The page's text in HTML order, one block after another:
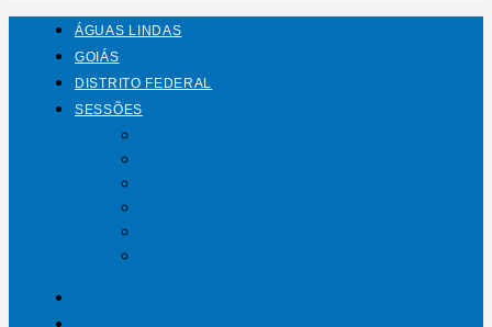
ÁGUAS LINDAS
GOIÁS
DISTRITO FEDERAL
SESSÕES